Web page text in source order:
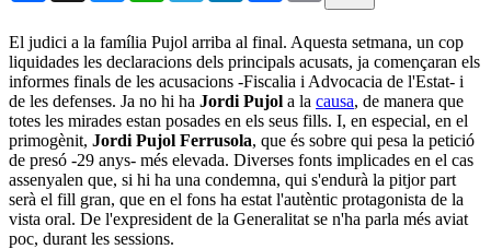
El judici a la família Pujol arriba al final. Aquesta setmana, un cop
liquidades les declaracions dels principals acusats, ja començaran els
informes finals de les acusacions -Fiscalia i Advocacia de l'Estat- i
de les defenses. Ja no hi ha Jordi Pujol a la causa, de manera que
totes les mirades estan posades en els seus fills. I, en especial, en el
primogènit, Jordi Pujol Ferrusola, que és sobre qui pesa la petició
de presó -29 anys- més elevada. Diverses fonts implicades en el cas
assenyalen que, si hi ha una condemna, qui s'endurà la pitjor part
serà el fill gran, que en el fons ha estat l'autèntic protagonista de la
vista oral. De l'expresident de la Generalitat se n'ha parla més aviat
poc, durant les sessions.